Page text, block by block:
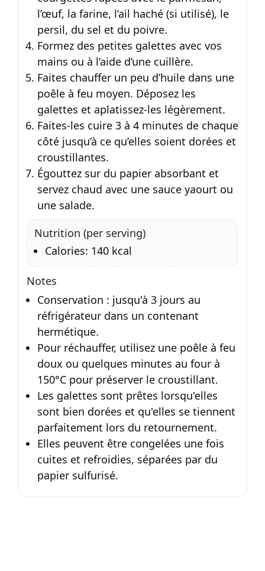
l’œuf, la farine, l’ail haché (si utilisé), le
persil, du sel et du poivre.
Formez des petites galettes avec vos
mains ou à l’aide d’une cuillère.
Faites chauffer un peu d’huile dans une
poêle à feu moyen. Déposez les
galettes et aplatissez-les légèrement.
Faites-les cuire 3 à 4 minutes de chaque
côté jusqu’à ce qu’elles soient dorées et
croustillantes.
Égouttez sur du papier absorbant et
servez chaud avec une sauce yaourt ou
une salade.
Nutrition (per serving)
Calories: 140 kcal
Notes
Conservation : jusqu'à 3 jours au
réfrigérateur dans un contenant
hermétique.
Pour réchauffer, utilisez une poêle à feu
doux ou quelques minutes au four à
150°C pour préserver le croustillant.
Les galettes sont prêtes lorsqu'elles
sont bien dorées et qu'elles se tiennent
parfaitement lors du retournement.
Elles peuvent être congelées une fois
cuites et refroidies, séparées par du
papier sulfurisé.